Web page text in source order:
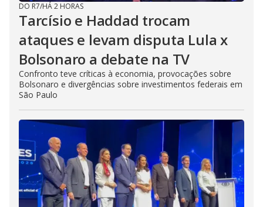
DO R7/HÁ 2 HORAS
Tarcísio e Haddad trocam
ataques e levam disputa Lula x
Bolsonaro a debate na TV
Confronto teve críticas à economia, provocações sobre
Bolsonaro e divergências sobre investimentos federais em
São Paulo